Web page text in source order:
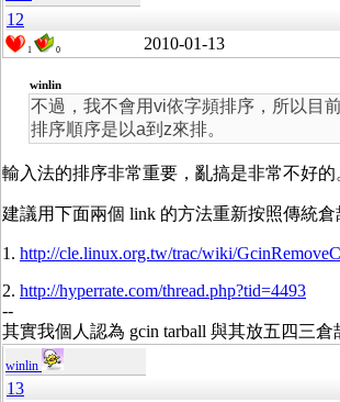
12
1 0 2010-01-13
winlin
不過，我不會用vi依字頻排序，所以目
排序順序是以a到z來排。
輸入法的排序非常重要，亂搞是非常不好的
建議用下面兩個 link 的方法重新按照傳統倉
1. http://cle.linux.org.tw/trac/wiki/
2. http://hyperrate.com/thread.php?tid=4493
--
其實我個人認為 gcin tarball 與其放五四三
winlin
13